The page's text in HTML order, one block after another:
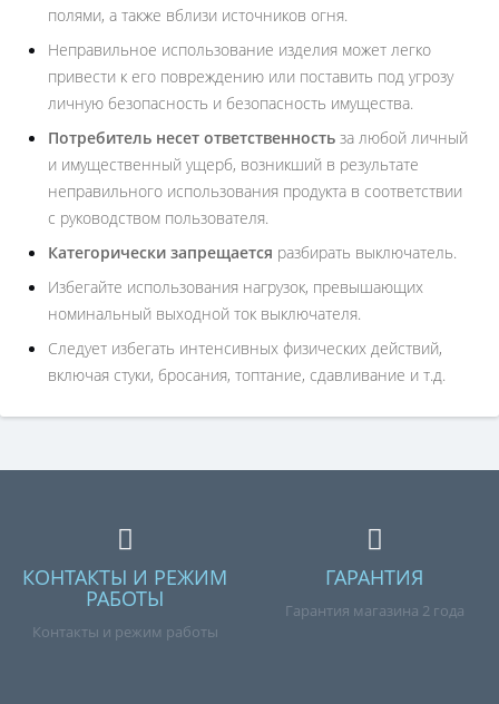
полями, а также вблизи источников огня.
Неправильное использование изделия может легко
привести к его повреждению или поставить под угрозу
личную безопасность и безопасность имущества.
Потребитель несет ответственность за любой личный
и имущественный ущерб, возникший в результате
неправильного использования продукта в соответствии
с руководством пользователя.
Категорически запрещается разбирать выключатель.
Избегайте использования нагрузок, превышающих
номинальный выходной ток выключателя.
Следует избегать интенсивных физических действий,
включая стуки, бросания, топтание, сдавливание и т.д.
КОНТАКТЫ И РЕЖИМ
РАБОТЫ
Контакты и режим работы
ГАРАНТИЯ
Гарантия магазина 2 года